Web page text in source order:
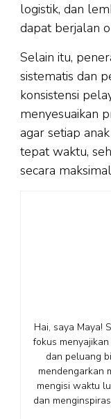
logistik, dan
dapat berjalan
Selain itu,
sistematis dan
konsistensi
menyesuaikan
agar setiap
tepat waktu,
secara
Hai, saya Maya!
fokus
dan peluang
mendengarkan
mengisi waktu
dan